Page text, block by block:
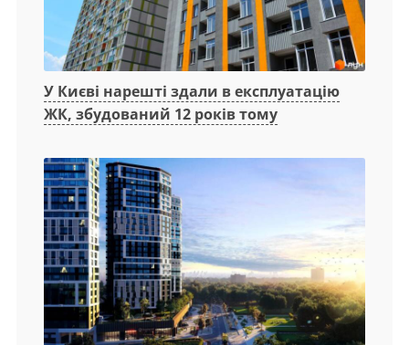
У Києві нарешті здали в експлуатацію
ЖК, збудований 12 років тому